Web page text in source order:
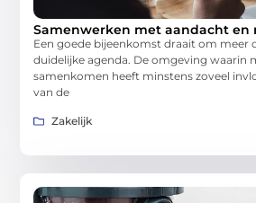
Samenwerken met aandacht en
Een goede bijeenkomst draait om meer
duidelijke agenda. De omgeving waarin
samenkomen heeft minstens zoveel
van de
Zakelijk